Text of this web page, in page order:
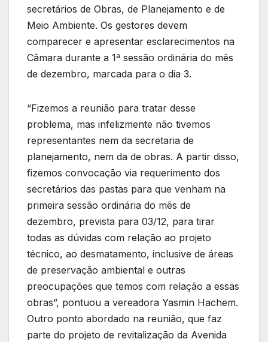
secretários de Obras, de Planejamento e de
Meio Ambiente. Os gestores devem
comparecer e apresentar esclarecimentos na
Câmara durante a 1ª sessão ordinária do mês
de dezembro, marcada para o dia 3.
“Fizemos a reunião para tratar desse
problema, mas infelizmente não tivemos
representantes nem da secretaria de
planejamento, nem da de obras. A partir disso,
fizemos convocação via requerimento dos
secretários das pastas para que venham na
primeira sessão ordinária do mês de
dezembro, prevista para 03/12, para tirar
todas as dúvidas com relação ao projeto
técnico, ao desmatamento, inclusive de áreas
de preservação ambiental e outras
preocupações que temos com relação a essas
obras”, pontuou a vereadora Yasmin Hachem.
Outro ponto abordado na reunião, que faz
parte do projeto de revitalização da Avenida